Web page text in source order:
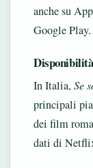
anche su
Google Play.
In Italia, Se
principali
dei film
dati di